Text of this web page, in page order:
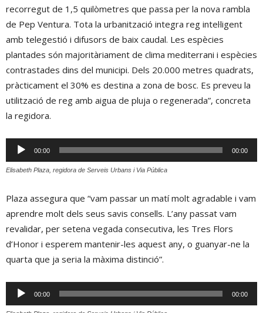
recorregut de 1,5 quilòmetres que passa per la nova rambla
de Pep Ventura. Tota la urbanització integra reg intel·ligent
amb telegestió i difusors de baix caudal. Les espècies
plantades són majoritàriament de clima mediterrani i espècies
contrastades dins del municipi. Dels 20.000 metres quadrats,
pràcticament el 30% es destina a zona de bosc. Es preveu la
utilització de reg amb aigua de pluja o regenerada”, concreta
la regidora.
Reproductor
d'àudio
00:00 00:00
Elisabeth Plaza, regidora de Serveis Urbans i Via Pública
Plaza assegura que “vam passar un matí molt agradable i vam
aprendre molt dels seus savis consells. L’any passat vam
revalidar, per setena vegada consecutiva, les Tres Flors
d’Honor i esperem mantenir-les aquest any, o guanyar-ne la
quarta que ja seria la màxima distinció”.
Reproductor
d'àudio
00:00 00:00